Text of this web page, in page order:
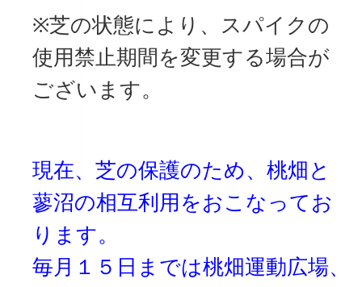
※芝の状態により、スパイクの
使用禁止期間を変更する場合が
ございます。
現在、芝の保護のため、桃畑と
蓼沼の相互利用をおこなってお
ります。
毎月１５日までは桃畑運動広場、